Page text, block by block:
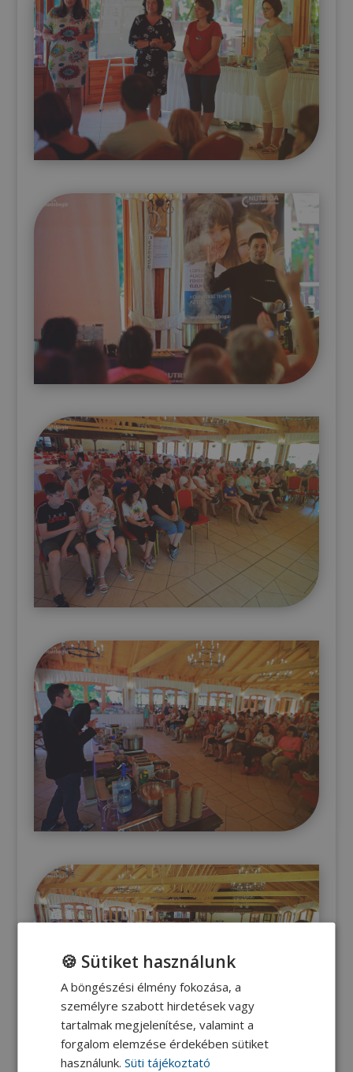
🍪 Sütiket használunk
A böngészési élmény fokozása, a
személyre szabott hirdetések vagy
tartalmak megjelenítése, valamint a
forgalom elemzése érdekében sütiket
használunk. Süti tájékoztató